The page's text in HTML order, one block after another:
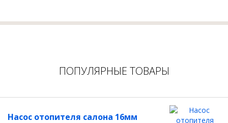
ПОПУЛЯРНЫЕ ТОВАРЫ
Насос отопителя салона 16мм